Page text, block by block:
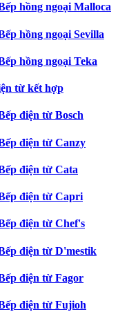
hồng ngoại Malloca
hồng ngoại Sevilla
hồng ngoại Teka
từ kết hợp
điện từ Bosch
điện từ Canzy
điện từ Cata
điện từ Capri
điện từ Chef's
điện từ D'mestik
điện từ Fagor
điện từ Fujioh